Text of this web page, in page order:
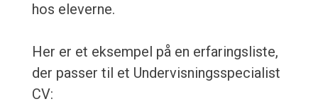
hos eleverne.
Her er et eksempel på en erfaringsliste,
der passer til et Undervisningsspecialist
CV: